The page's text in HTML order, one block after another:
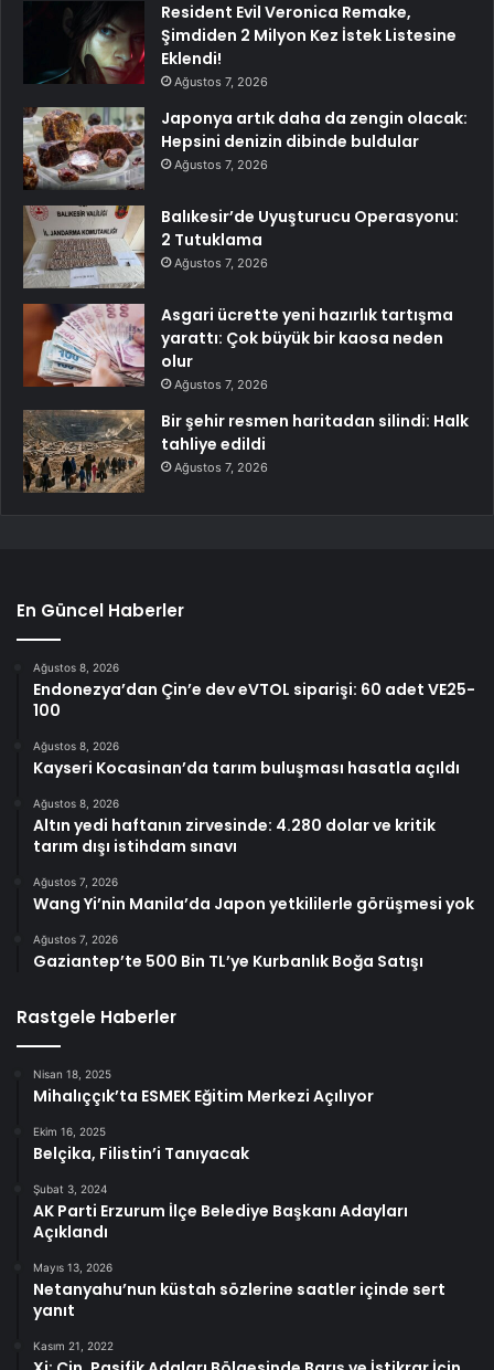
Resident Evil Veronica Remake,
Şimdiden 2 Milyon Kez İstek Listesine
Eklendi!
Ağustos 7, 2026
Japonya artık daha da zengin olacak:
Hepsini denizin dibinde buldular
Ağustos 7, 2026
Balıkesir’de Uyuşturucu Operasyonu:
2 Tutuklama
Ağustos 7, 2026
Asgari ücrette yeni hazırlık tartışma
yarattı: Çok büyük bir kaosa neden
olur
Ağustos 7, 2026
Bir şehir resmen haritadan silindi: Halk
tahliye edildi
Ağustos 7, 2026
En Güncel Haberler
Ağustos 8, 2026
Endonezya’dan Çin’e dev eVTOL siparişi: 60 adet VE25-
100
Ağustos 8, 2026
Kayseri Kocasinan’da tarım buluşması hasatla açıldı
Ağustos 8, 2026
Altın yedi haftanın zirvesinde: 4.280 dolar ve kritik
tarım dışı istihdam sınavı
Ağustos 7, 2026
Wang Yi’nin Manila’da Japon yetkililerle görüşmesi yok
Ağustos 7, 2026
Gaziantep’te 500 Bin TL’ye Kurbanlık Boğa Satışı
Rastgele Haberler
Nisan 18, 2025
Mihalıççık’ta ESMEK Eğitim Merkezi Açılıyor
Ekim 16, 2025
Belçika, Filistin’i Tanıyacak
Şubat 3, 2024
AK Parti Erzurum İlçe Belediye Başkanı Adayları
Açıklandı
Mayıs 13, 2026
Netanyahu’nun küstah sözlerine saatler içinde sert
yanıt
Kasım 21, 2022